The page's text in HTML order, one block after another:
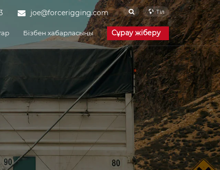
Тіл
joe@forcerigging.com
Камераға арналған
белдік
Force Rigging is one of the
famous China Cam
Buckle Strap
manufacturers and Cam
Buckle Strap suppliers.
Our factory specializes in
manufacturing of Cam
инженерия Жеткізу және порттар
Жиі қойылатын
сұрақтар
Бізбен хабарласыңы Сұрау жіберу